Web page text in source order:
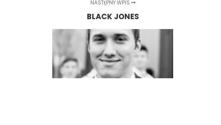
NASTĘPNY WPIS
BLACK JONES